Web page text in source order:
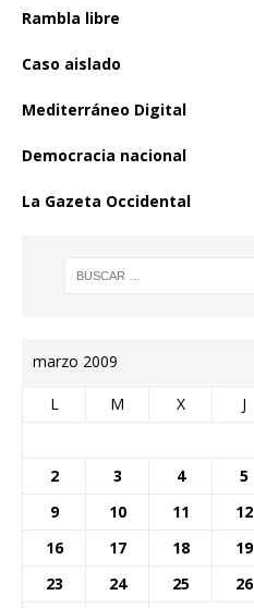
Rambla libre
Caso aislado
Mediterráneo Digital
Democracia nacional
La Gazeta Occidental
marzo 2009
L M X J
2
3 4 5
9
10 11 12
16
17 18 19
23
24 25 26